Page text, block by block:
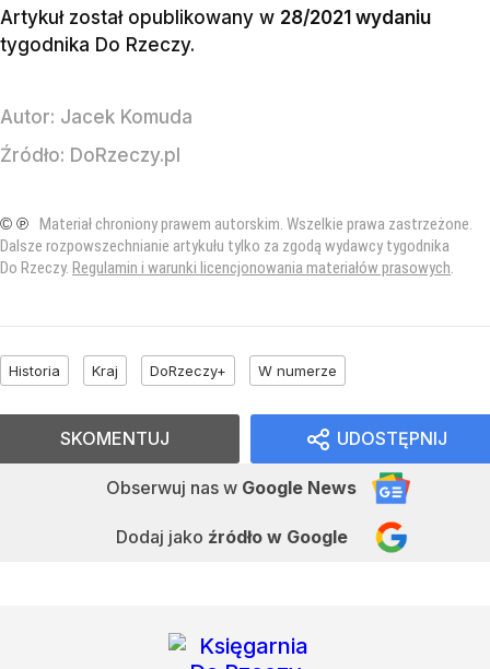
Artykuł został opublikowany w 28/2021 wydaniu
tygodnika Do Rzeczy.
Autor: Jacek Komuda
Źródło: DoRzeczy.pl
© ℗ Materiał chroniony prawem autorskim. Wszelkie prawa zastrzeżone.
Dalsze rozpowszechnianie artykułu tylko za zgodą wydawcy tygodnika
Do Rzeczy. Regulamin i warunki licencjonowania materiałów prasowych.
Historia Kraj DoRzeczy+ W numerze
UDOSTĘPNIJ
Obserwuj nas w Google News
Dodaj jako źródło w Google
SKOMENTUJ